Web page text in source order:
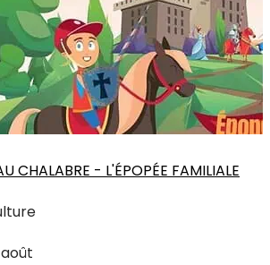
CHALABRE - L'ÉPOPÉE FAMILIALE
août